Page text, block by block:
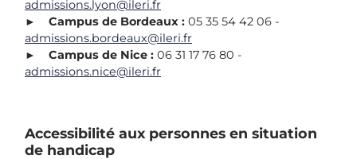
admissions.lyon@ileri.fr
► Campus de Bordeaux : 05 35 54 42 06 -
admissions.bordeaux@ileri.fr
► Campus de Nice : 06 31 17 76 80 -
admissions.nice@ileri.fr
Accessibilité aux personnes en situation
de handicap